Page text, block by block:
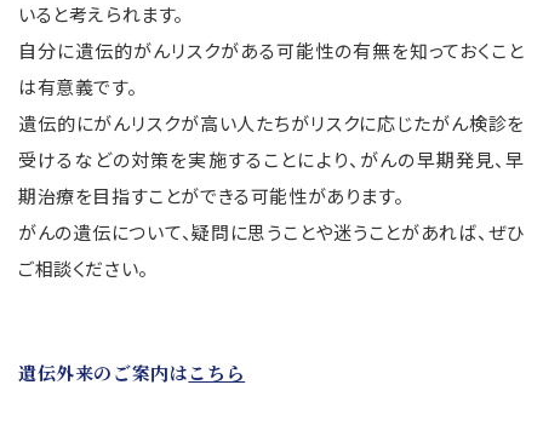
いると考えられます。
自分に遺伝的がんリスクがある可能性の有無を知っておくこと
は有意義です。
遺伝的にがんリスクが高い人たちがリスクに応じたがん検診を
受けるなどの対策を実施することにより、がんの早期発見、早
期治療を目指すことができる可能性があります。
がんの遺伝について、疑問に思うことや迷うことがあれば、ぜひ
ご相談ください。
遺伝外来のご案内はこちら